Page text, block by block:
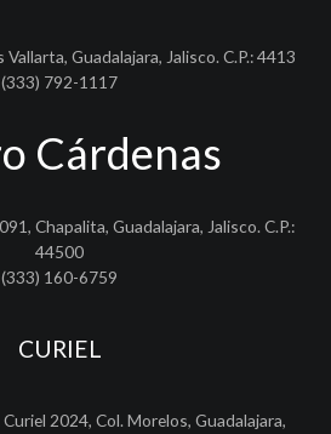
Vallarta, Guadalajara, Jalisco. C.P.: 4413
(333) 792-1117
Cárdenas
Chapalita, Guadalajara, Jalisco. C.P.:
44500
(333) 160-6759
CURIEL
2024, Col. Morelos, Guadalajara,